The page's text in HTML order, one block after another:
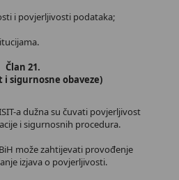
i povjerljivosti podataka;
Član 21.
i sigurnosne obaveze)
a dužna su čuvati povjerljivost
i sigurnosnih procedura.
može zahtijevati provođenje
izjava o povjerljivosti.